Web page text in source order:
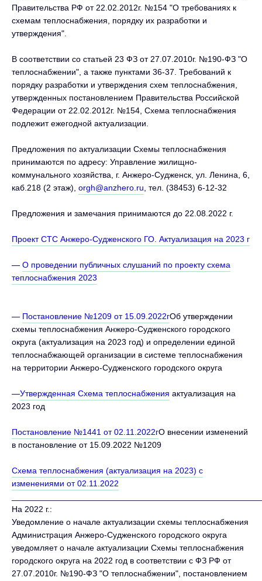
Правительства РФ от 22.02.2012г. №154 "О требованиях к
схемам теплоснабжения, порядку их разработки и
утверждения".
В соответствии со статьей 23 ФЗ от 27.07.2010г. №190-ФЗ "О
теплоснабжении", а также пунктами 36-37. Требований к
порядку разработки и утверждения схем теплоснабжения,
утвержденных постановлением Правительства Российской
Федерации от 22.02.2012г. №154, Схема теплоснабжения
подлежит ежегодной актуализации.
Предложения по актуализации Схемы теплоснабжения
принимаются по адресу: Управление жилищно-
коммунального хозяйства, г. Анжеро-Судженск, ул. Ленина, 6,
каб.218 (2 этаж), orgh@anzhero.ru , тел. (38453) 6-12-32
Предложения и замечания принимаются до 22.08.2022 г.
Проект СТС Анжеро-Судженского ГО. Актуализация на 2023 г
— О проведении публичных слушаний по проекту схема
теплоснабжения 2023
— Постановление №1209 от 15.09.2022гОб утверждении
схемы теплоснабжения Анжеро-Судженского городского
округа (актуализация на 2023 год) и определении единой
теплоснабжающей организации в системе теплоснабжения
на территории Анжеро-Судженского городского округа
—Утвержденная Схема теплоснабжения актуализация на
2023 год
Постановление №1441 от 02.11.2022гО внесении изменений
в постановление от 15.09.2022 №1209
Схема теплоснабжения (актуализация на 2023) с
изменениями от 02.11.2022
На 2022 г.:
Уведомление о начале актуализации схемы теплоснабжения
Администрация Анжеро-Судженского городского округа
уведомляет о начале актуализации Схемы теплоснабжения
городского округа на 2022 год в соответствии с ФЗ РФ от
27.07.2010г. №190-ФЗ "О теплоснабжении", постановлением